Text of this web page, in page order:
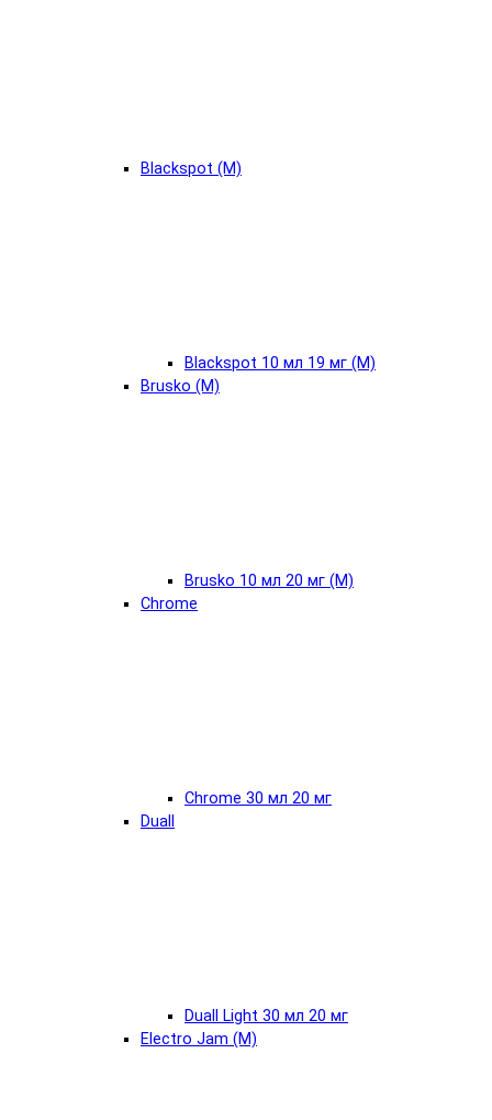
Blackspot (М)
Blackspot 10 мл 19 мг (М)
Brusko (М)
Brusko 10 мл 20 мг (М)
Chrome
Chrome 30 мл 20 мг
Duall
Duall Light 30 мл 20 мг
Electro Jam (М)